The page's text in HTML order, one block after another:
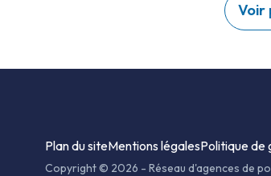
Voir
Plan du siteMentions légalesPolitique de
Copyright © 2026 - Réseau d'agences de